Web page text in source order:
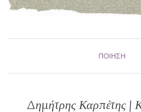
ΠΟΊΗΣΗ
Δημήτρης Καρπέτης |